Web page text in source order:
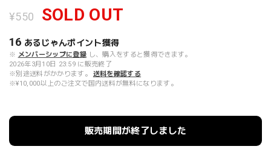
¥550 SOLD OUT
16 あるじゃんポイント獲得
※ メンバーシップに登録 し、購入をすると獲得できます。
2026年3月10日 23:59 に販売終了
※別途送料がかかります。
送料を確認する
※¥10,000以上のご注文で国内送料が無料になります。
販売期間が終了しました